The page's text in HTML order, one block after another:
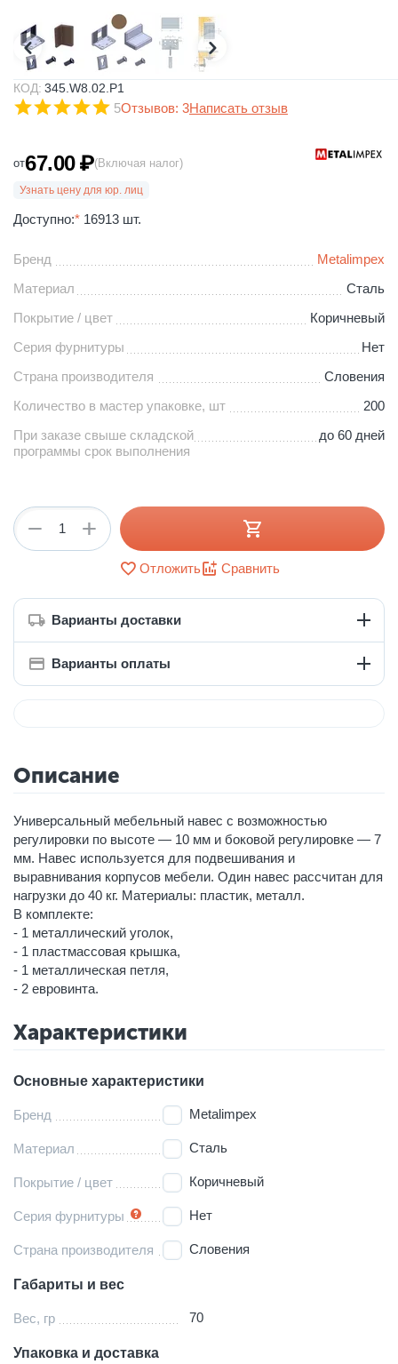
КОД: 345.W8.02.P1
5Отзывов: 3Написать отзыв
от67.00₽(Включая налог)
Узнать цену для юр. лиц
Доступно:* 16913 шт.
Бренд
Metalimpex
Материал
Сталь
Покрытие / цвет
Коричневый
Серия фурнитуры
Нет
Страна производителя
Словения
Количество в мастер упаковке, шт
200
При заказе свыше складской
программы срок выполнения
до 60 дней
+
−
Отложить Сравнить
Варианты доставки
Варианты оплаты
Описание
Универсальный мебельный навес с возможностью
регулировки по высоте — 10 мм и боковой регулировке — 7
мм. Навес используется для подвешивания и
выравнивания корпусов мебели. Один навес рассчитан для
нагрузки до 40 кг. Материалы: пластик, металл.
В комплекте:
- 1 металлический уголок,
- 1 пластмассовая крышка,
- 1 металлическая петля,
- 2 евровинта.
Характеристики
Основные характеристики
Бренд Metalimpex
Материал Сталь
Покрытие / цвет Коричневый
Серия фурнитуры Нет
Страна производителя Словения
Габариты и вес
Вес, гр 70
Упаковка и доставка